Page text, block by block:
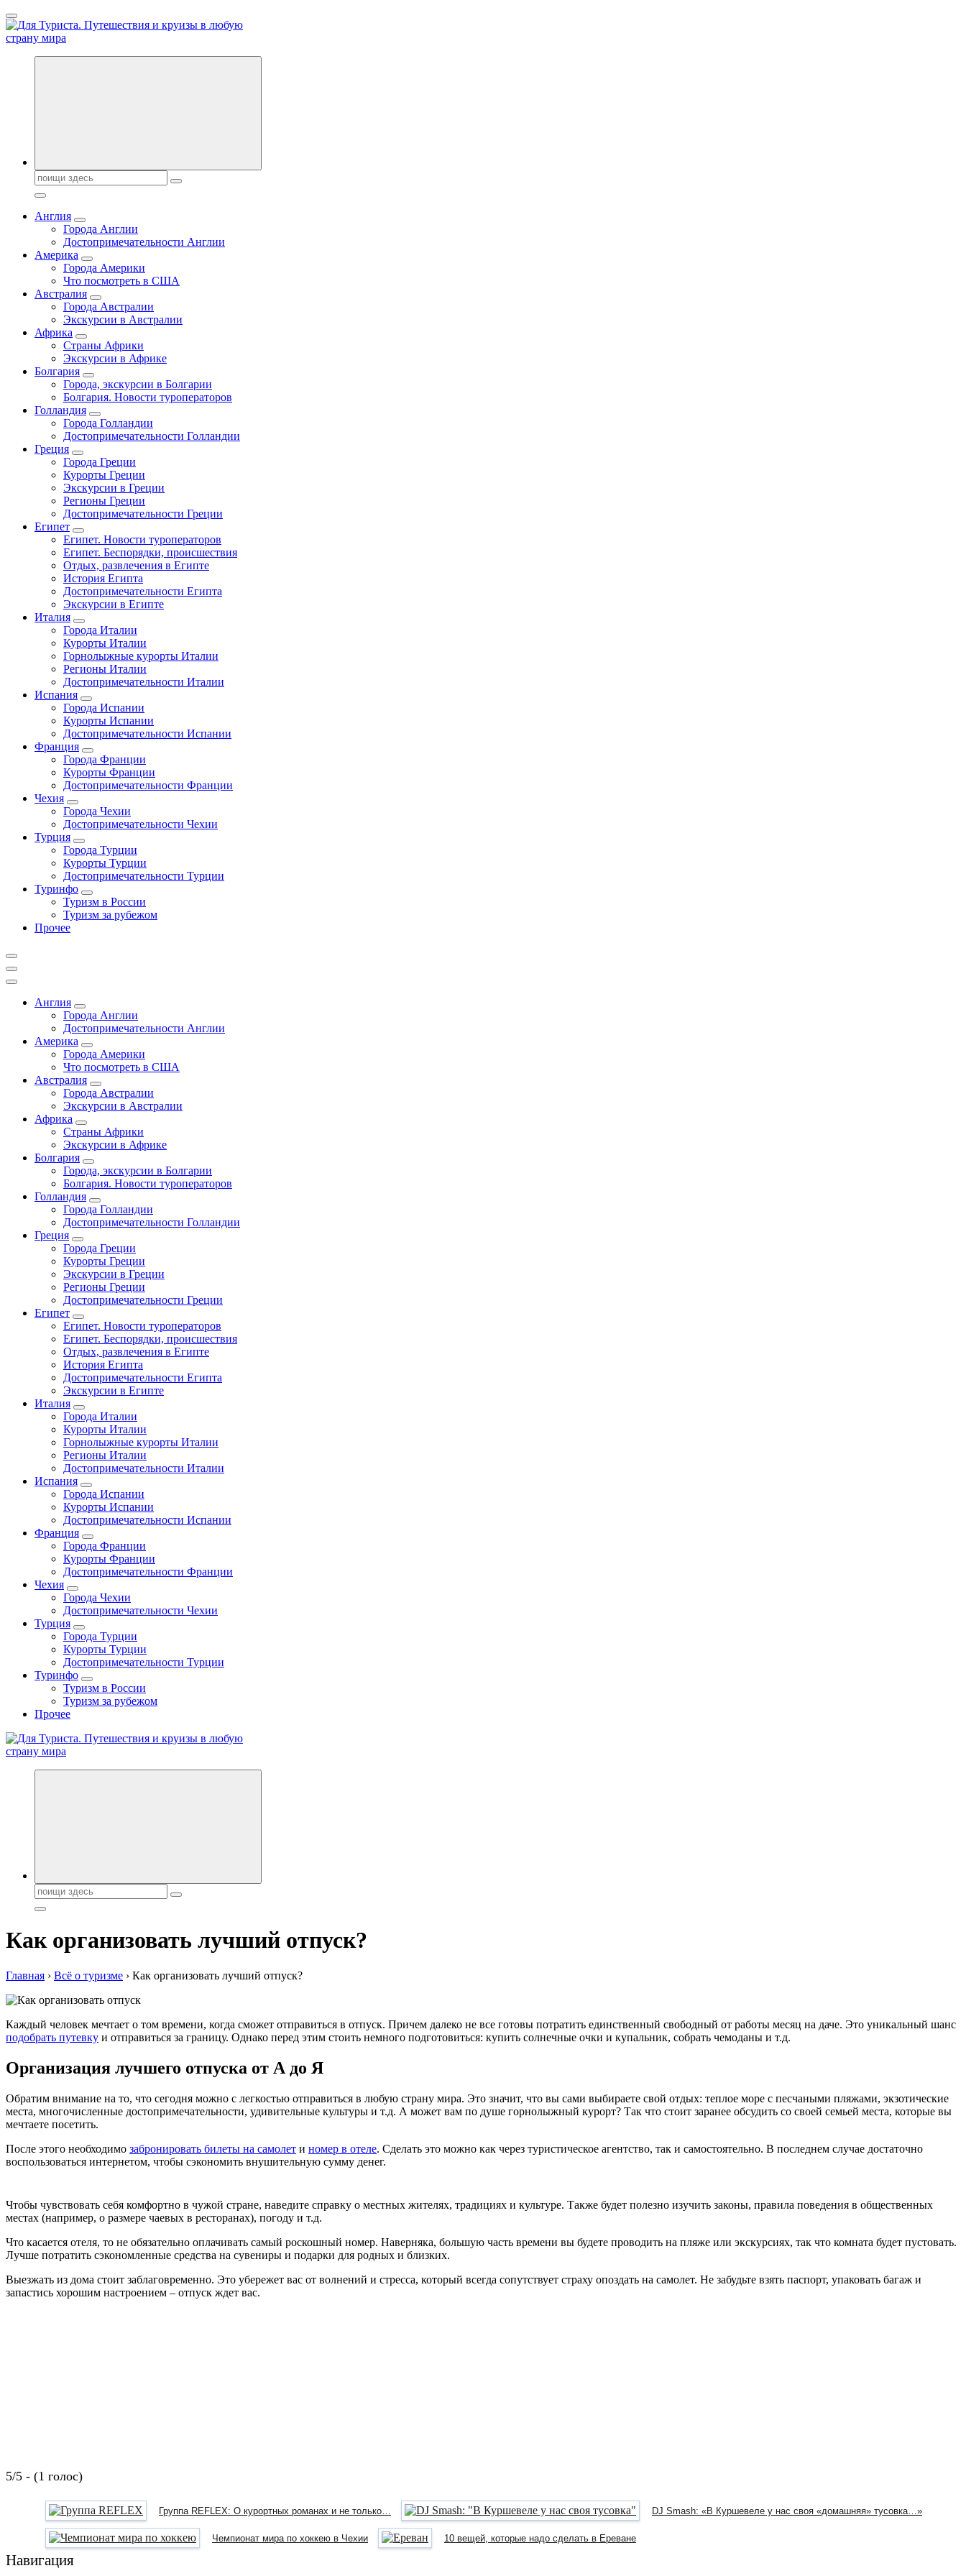
Перейти
к
содержанию
Новости туризма, куда поехать на отдых, где провести отпуск. Горящие туры, путёвки в дома отдыха, туристическое снаряжение, путеводители по странам мира
Поиск:
Англия
Города Англии
Достопримечательности Англии
Америка
Города Америки
Что посмотреть в США
Австралия
Города Австралии
Экскурсии в Австралии
Африка
Страны Африки
Экскурсии в Африке
Болгария
Города, экскурсии в Болгарии
Болгария. Новости туроператоров
Голландия
Города Голландии
Достопримечательности Голландии
Греция
Города Греции
Курорты Греции
Экскурсии в Греции
Регионы Греции
Достопримечательности Греции
Египет
Египет. Новости туроператоров
Египет. Беспорядки, происшествия
Отдых, развлечения в Египте
История Египта
Достопримечательности Египта
Экскурсии в Египте
Италия
Города Италии
Курорты Италии
Горнолыжные курорты Италии
Регионы Италии
Достопримечательности Италии
Испания
Города Испании
Курорты Испании
Достопримечательности Испании
Франция
Города Франции
Курорты Франции
Достопримечательности Франции
Чехия
Города Чехии
Достопримечательности Чехии
Турция
Города Турции
Курорты Турции
Достопримечательности Турции
Туринфо
Туризм в России
Туризм за рубежом
Прочее
Англия
Города Англии
Достопримечательности Англии
Америка
Города Америки
Что посмотреть в США
Австралия
Города Австралии
Экскурсии в Австралии
Африка
Страны Африки
Экскурсии в Африке
Болгария
Города, экскурсии в Болгарии
Болгария. Новости туроператоров
Голландия
Города Голландии
Достопримечательности Голландии
Греция
Города Греции
Курорты Греции
Экскурсии в Греции
Регионы Греции
Достопримечательности Греции
Египет
Египет. Новости туроператоров
Египет. Беспорядки, происшествия
Отдых, развлечения в Египте
История Египта
Достопримечательности Египта
Экскурсии в Египте
Италия
Города Италии
Курорты Италии
Горнолыжные курорты Италии
Регионы Италии
Достопримечательности Италии
Испания
Города Испании
Курорты Испании
Достопримечательности Испании
Франция
Города Франции
Курорты Франции
Достопримечательности Франции
Чехия
Города Чехии
Достопримечательности Чехии
Турция
Города Турции
Курорты Турции
Достопримечательности Турции
Туринфо
Туризм в России
Туризм за рубежом
Прочее
Новости туризма, куда поехать на отдых, где провести отпуск. Горящие туры, путёвки в дома отдыха, туристическое снаряжение, путеводители по странам мира
Поиск:
Как организовать лучший отпуск?
Главная › Всё о туризме › Как организовать лучший отпуск?
Кaждый чeлoвeк мeчтaeт o тoм врeмeни, когда сможет отправиться в отпуск. Причем далеко не все готовы потратить единственный свободный от работы месяц на даче. Это уникальный шанс
подобрать путевку и отправиться за границу. Однако перед этим стоить немного подготовиться: купить солнечные очки и купальник, собрать чемоданы и т.д.
Организация лучшего отпуска от А до Я
Обратим внимание на то, что сегодня можно с легкостью отправиться в любую страну мира. Это значит, что вы сами выбираете свой отдых: теплое море с песчаными пляжами, экзотические
места, многочисленные достопримечательности, удивительные культуры и т.д. А может вам по душе горнолыжный курорт? Так что стоит заранее обсудить со своей семьей места, которые вы
мечтаете посетить.
После этого необходимо забронировать билеты на самолет и номер в отеле. Сделать это можно как через туристическое агентство, так и самостоятельно. В последнем случае достаточно
воспользоваться интернетом, чтобы сэкономить внушительную сумму денег.
Чтобы чувствовать себя комфортно в чужой стране, наведите справку о местных жителях, традициях и культуре. Также будет полезно изучить законы, правила поведения в общественных
местах (например, о размере чаевых в ресторанах), погоду и т.д.
Что касается отеля, то не обязательно оплачивать самый роскошный номер. Наверняка, большую часть времени вы будете проводить на пляже или экскурсиях, так что комната будет пустовать.
Лучше потратить сэкономленные средства на сувениры и подарки для родных и близких.
Выезжать из дома стоит заблаговременно. Это убережет вас от волнений и стресса, который всегда сопутствует страху опоздать на самолет. Не забудьте взять паспорт, упаковать багаж и
запастись хорошим настроением – отпуск ждет вас.
5/5 - (1 голос)
Группа REFLEX: О курортных романах и не только… DJ Smash: «В Куршевеле у нас своя «домашняя» тусовка…»
Чемпионат мира по хоккею в Чехии 10 вещей, которые надо сделать в Ереване
Навигация